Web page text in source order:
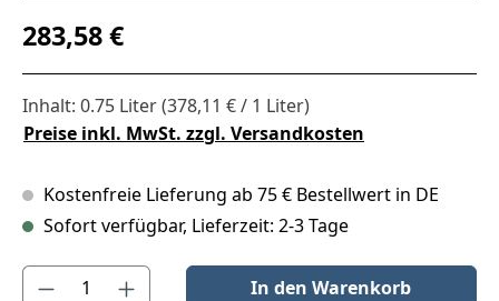
Regulärer Preis:
283,58 €
Inhalt: 0.75 Liter(378,11 € / 1 Liter)
Preise inkl. MwSt. zzgl. Versandkosten
Kostenfreie Lieferung ab 75 € Bestellwert in DE
Sofort verfügbar, Lieferzeit: 2-3 Tage
Produkt Anzahl: Gib den gewünschten Wert ein oder benutze
In den Warenkorb